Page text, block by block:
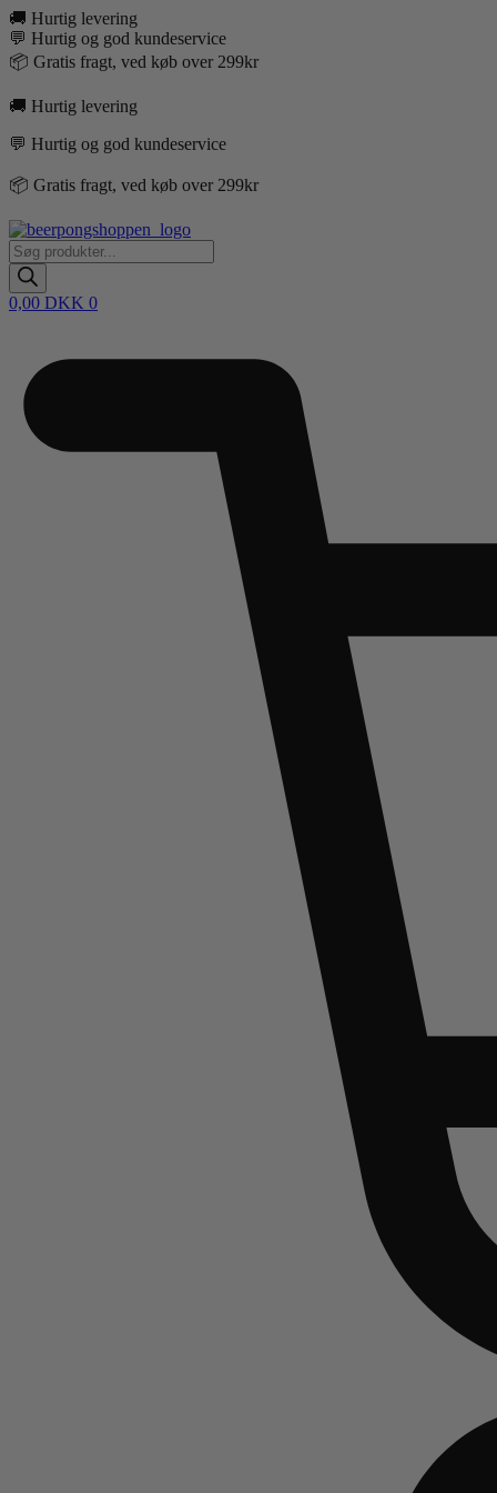
Videre
til
indhold
🚚 Hurtig levering
💬 Hurtig og god kundeservice
📦 Gratis fragt, ved køb over 299kr
🚚 Hurtig levering
💬 Hurtig og god kundeservice
📦 Gratis fragt, ved køb over 299kr
Products
search
0,00 DKK 0